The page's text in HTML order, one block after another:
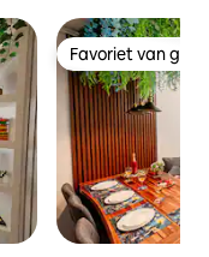
Favoriet van
Favoriet van